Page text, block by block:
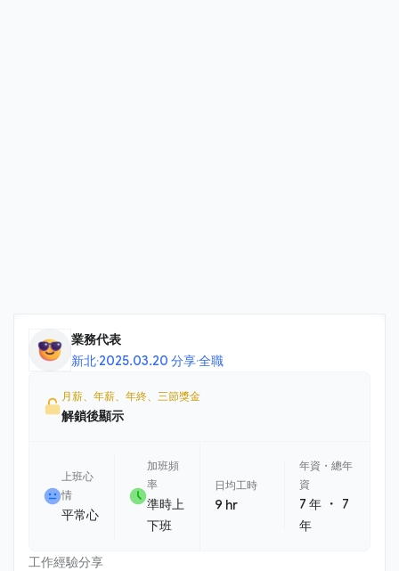
業務代表
新北·2025.03.20 分享·全職
月薪、年薪、年終、三節獎金
解鎖後顯示
上班心
情
平常心
加班頻
率
準時上
下班
日均工時
9 hr
年資・總年
資
7 年 ・
7
年
工作經驗分享